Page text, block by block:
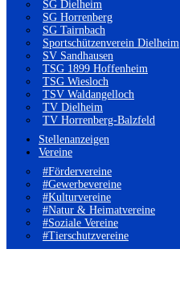
SG Dielheim
SG Horrenberg
SG Tairnbach
Sportschützenverein Dielheim
SV Sandhausen
TSG 1899 Hoffenheim
TSG Wiesloch
TSV Waldangelloch
TV Dielheim
TV Horrenberg-Balzfeld
Stellenanzeigen
Vereine
#Fördervereine
#Gewerbevereine
#Kulturvereine
#Natur & Heimatvereine
#Soziale Vereine
#Tierschutzvereine